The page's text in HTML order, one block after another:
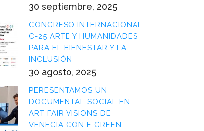
30 septiembre, 2025
CONGRESO INTERNACIONAL
C-25 ARTE Y HUMANIDADES
PARA EL BIENESTAR Y LA
INCLUSIÓN
30 agosto, 2025
PERESENTAMOS UN
DOCUMENTAL SOCIAL EN
ART FAIR VISIONS DE
VENECIA CON E GREEN